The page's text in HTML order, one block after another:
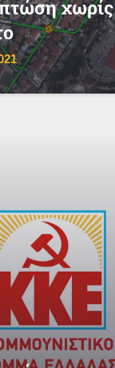
χωρίς